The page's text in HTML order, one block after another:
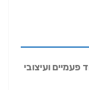
ועיצובי